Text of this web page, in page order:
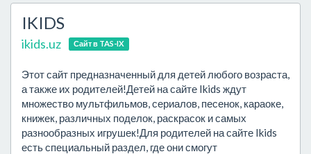
IKIDS
ikids.uz Сайт в TAS-IX
Этот сайт предназначенный для детей любого возраста,
а также их родителей!Детей на сайте Ikids ждут
множество мультфильмов, сериалов, песенок, караоке,
книжек, различных поделок, раскрасок и самых
разнообразных игрушек!Для родителей на сайте Ikids
есть специальный раздел, где они смогут